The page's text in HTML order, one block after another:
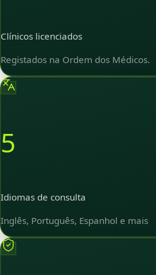
Clínicos licenciados
Registados na Ordem dos Médicos.
5
Idiomas de consulta
Inglês, Português, Espanhol e mais